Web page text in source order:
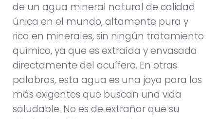
de un agua mineral natural de calidad
única en el mundo, altamente pura y
rica en minerales, sin ningún tratamiento
químico, ya que es extraída y envasada
directamente del acuífero. En otras
palabras, esta agua es una joya para los
más exigentes que buscan una vida
saludable. No es de extrañar que su